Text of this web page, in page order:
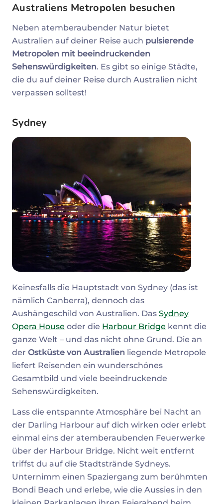
Australiens Metropolen besuchen
Neben atemberaubender Natur bietet
Australien auf deiner Reise auch pulsierende
Metropolen mit beeindruckenden
Sehenswürdigkeiten. Es gibt so einige Städte,
die du auf deiner Reise durch Australien nicht
verpassen solltest!
Sydney
Keinesfalls die Hauptstadt von Sydney (das ist
nämlich Canberra), dennoch das
Aushängeschild von Australien. Das Sydney
Opera House oder die Harbour Bridge kennt die
ganze Welt – und das nicht ohne Grund. Die an
der Ostküste von Australien liegende Metropole
liefert Reisenden ein wunderschönes
Gesamtbild und viele beeindruckende
Sehenswürdigkeiten.
Lass die entspannte Atmosphäre bei Nacht an
der Darling Harbour auf dich wirken oder erlebt
einmal eins der atemberaubenden Feuerwerke
über der Harbour Bridge. Nicht weit entfernt
triffst du auf die Stadtstrände Sydneys.
Unternimm einen Spaziergang zum berühmten
Bondi Beach und erlebe, wie die Aussies in den